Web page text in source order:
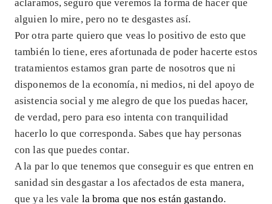
aclaramos, seguro que veremos la forma de hacer que
alguien lo mire, pero no te desgastes así.
Por otra parte quiero que veas lo positivo de esto que
también lo tiene, eres afortunada de poder hacerte estos
tratamientos estamos gran parte de nosotros que ni
disponemos de la economía, ni medios, ni del apoyo de
asistencia social y me alegro de que los puedas hacer,
de verdad, pero para eso intenta con tranquilidad
hacerlo lo que corresponda. Sabes que hay personas
con las que puedes contar.
A la par lo que tenemos que conseguir es que entren en
sanidad sin desgastar a los afectados de esta manera,
que ya les vale la broma que nos están gastando.